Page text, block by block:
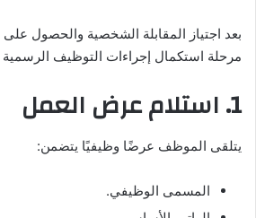
بعد اجتياز المقابلة الشخصية والحصول على
مرحلة استكمال إجراءات التوظيف
1. استلام عرض العمل
يتلقى الموظف عرضًا وظيفيًا يتضمن:
المسمى الوظيفي.